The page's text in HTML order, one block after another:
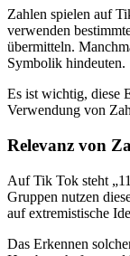
Zahlen spielen auf
verwenden
übermitteln.
Symbolik hindeuten.
Es ist wichtig, diese
Verwendung von
Relevanz von
Auf Tik Tok steht
Gruppen nutzen
auf extremistische
Das Erkennen